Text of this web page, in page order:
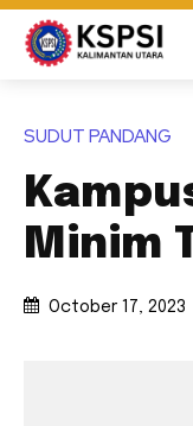
SUDUT PANDANG
Minim
October 17, 2023